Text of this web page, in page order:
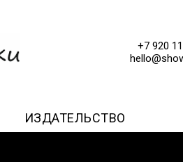
+7 920
ИЗДАТЕЛЬСТВО